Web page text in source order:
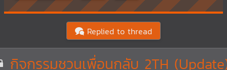
Replied to thread
กิจกรรมชวนเพื่อนกลับ 2TH